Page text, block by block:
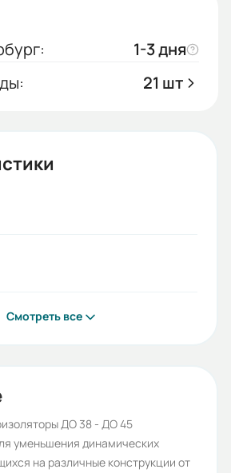
1-3 дня
21 шт
Смотреть все
ДО 38 - ДО 45
уменьшения динамических
на различные конструкции от